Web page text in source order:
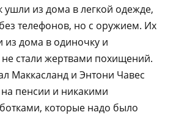
ушли из дома в легкой одежде,
телефонов, но с оружием. Их
дома в одиночку и
стали жертвами похищений.
Маккасланд и Энтони Чавес
пенсии и никакими
которые надо было